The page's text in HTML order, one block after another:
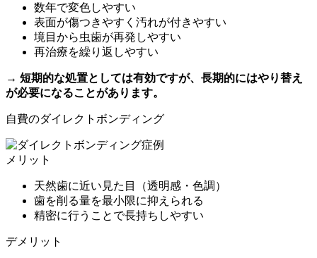
数年で変色しやすい
表面が傷つきやすく汚れが付きやすい
境目から虫歯が再発しやすい
再治療を繰り返しやすい
→ 短期的な処置としては有効ですが、長期的にはやり替え
が必要になることがあります。
自費のダイレクトボンディング
メリット
天然歯に近い見た目（透明感・色調）
歯を削る量を最小限に抑えられる
精密に行うことで長持ちしやすい
デメリット